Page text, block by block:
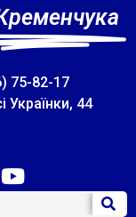
75-82-17
Українки, 44